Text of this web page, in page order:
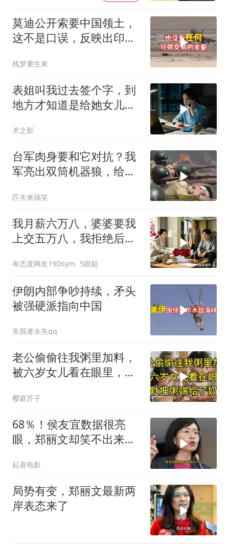
莫迪公开索要中国领土，
这不是口误，反映出印度
残梦重生来
表姐叫我过去签个字，到
地方才知道是给她女儿婚
术之影
台军肉身要和它对抗？我
军亮出双筒机器狼，给登
匹夫来搞笑
我月薪六万八，婆婆要我
上交五万八，我拒绝后她
离婚
有态度网友19Dsym 5跟贴
伊朗内部争吵持续，矛头
被强硬派指向中国
失我者永失qq
老公偷偷往我粥里加料，
被六岁女儿看在眼里，默
樱庭芥子
68％！侯友宜数据很亮
眼，郑丽文却笑不出来
起喜电影
局势有变，郑丽文最新两
岸表态来了